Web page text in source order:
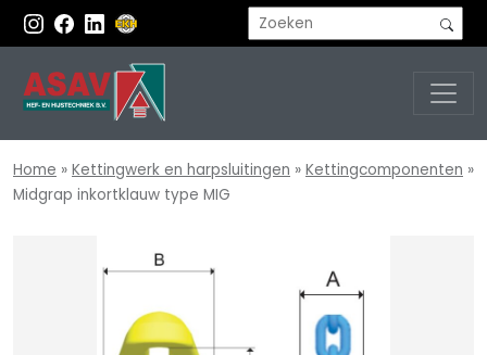
Home » Kettingwerk en harpsluitingen » Kettingcomponenten »
Midgrap inkortklauw type MIG